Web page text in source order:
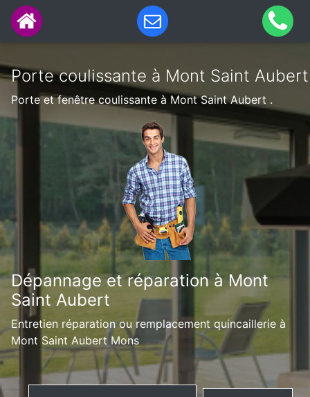
Porte coulissante à Mont Saint Aubert
Porte et fenêtre coulissante à Mont Saint Aubert .
Dépannage et réparation à Mont
Saint Aubert
Entretien réparation ou remplacement quincaillerie à
Mont Saint Aubert Mons